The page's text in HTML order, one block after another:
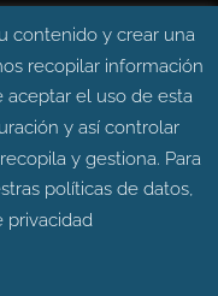
contenido y crear una
recopilar información
aceptar el uso de esta
y así controlar
y gestiona. Para
políticas de datos,
privacidad